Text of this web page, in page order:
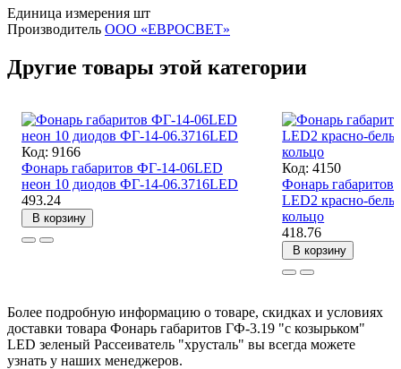
Единица измерения шт
Производитель ООО «ЕВРОСВЕТ»
Другие товары этой категории
Код: 9166
Фонарь габаритов ФГ-14-06LED
неон 10 диодов ФГ-14-06.3716LED
493.24
В корзину
Код: 4150
Фонарь
LED2 красно-
кольцо
418.76
В корзину
Более подробную информацию о товаре, скидках и условиях
доставки товара Фонарь габаритов ГФ-3.19 "с козырьком"
LED зеленый Рассеиватель "хрусталь" вы всегда можете
узнать у наших менеджеров.